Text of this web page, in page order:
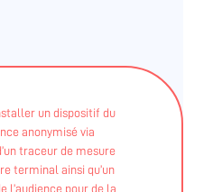
un dispositif du
anonymisé via
traceur de mesure
terminal ainsi qu’un
l’audience pour de la
et clubs privés..)